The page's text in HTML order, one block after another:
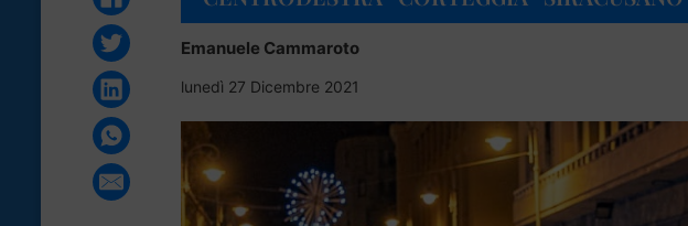
Emanuele Cammaroto
lunedì 27 Dicembre 2021